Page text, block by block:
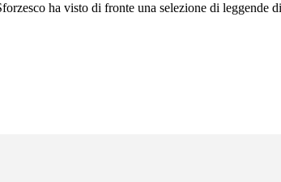
ha visto di fronte una selezione di leggende